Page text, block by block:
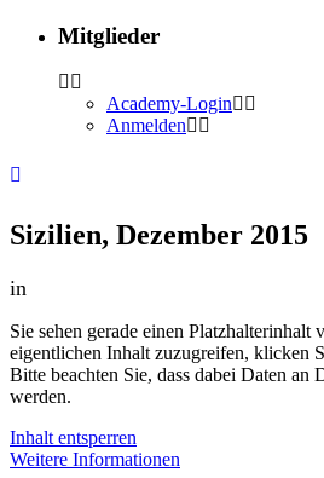
Mitglieder
Academy-Login
Anmelden
Sizilien, Dezember 2015
in
Sie sehen gerade einen Platzhalterinhalt
eigentlichen Inhalt zuzugreifen, klicken
Bitte beachten Sie, dass dabei Daten an
werden.
Inhalt entsperren
Weitere Informationen